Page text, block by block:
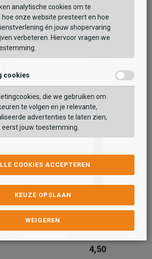
Lotion
Schuurman
Schoenlepel 52 cm
14,99
4,50
analytische cookies om te
onze website presteert en hoe
én jouw shopervaring
verbeteren. Hiervoor vragen we
cookies
die we gebruiken om
te volgen en je relevante,
advertenties te laten zien,
eerst jouw toestemming.
COOKIES ACCEPTEREN
KEUZE OPSLAAN
WEIGEREN